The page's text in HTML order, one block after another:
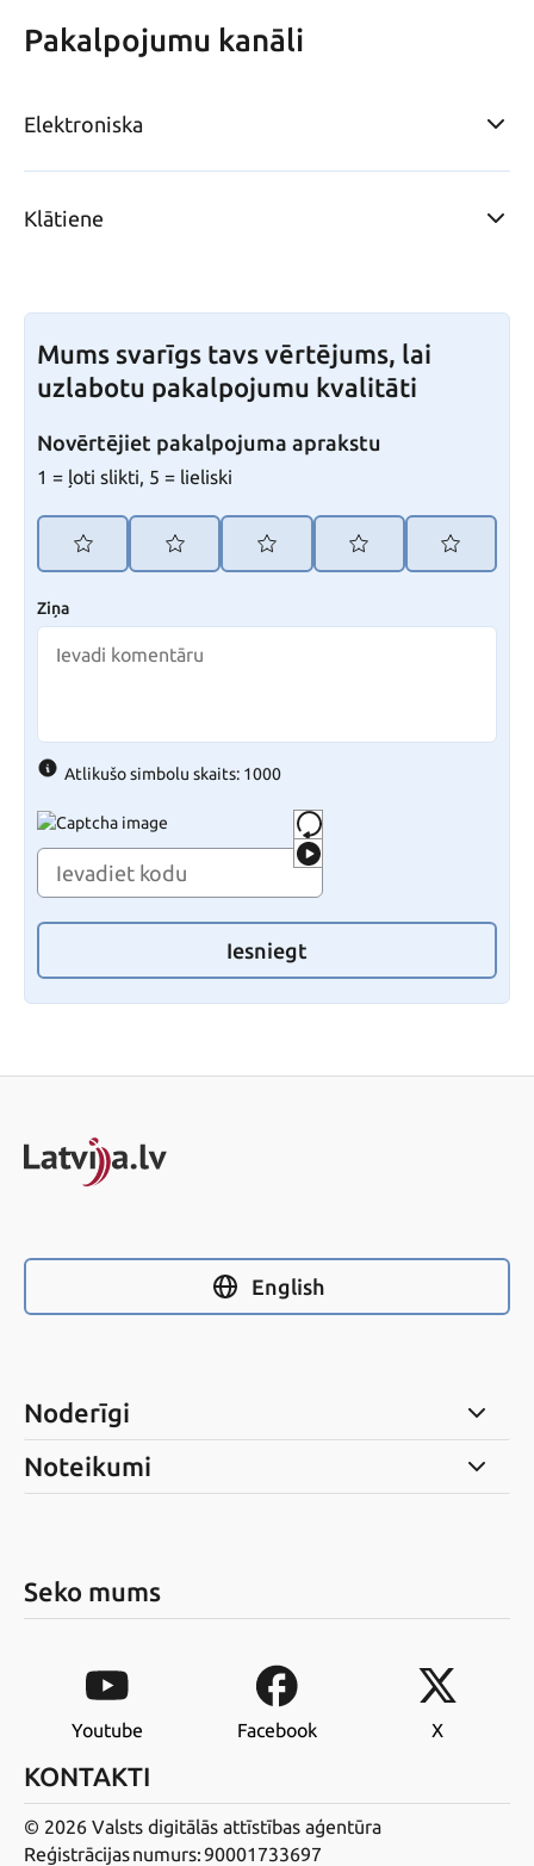
Pakalpojumu kanāli
Elektroniska
Klātiene
Mums svarīgs tavs vērtējums, lai
uzlabotu pakalpojumu kvalitāti
Novērtējiet pakalpojuma aprakstu
1 = ļoti slikti, 5 = lieliski
Ziņa
Atlikušo simbolu skaits: 1000
Iesniegt
English
Noderīgi
Noteikumi
Seko mums
Youtube Facebook X
KONTAKTI
© 2026 Valsts digitālās attīstības aģentūra
Reģistrācijas numurs: 90001733697